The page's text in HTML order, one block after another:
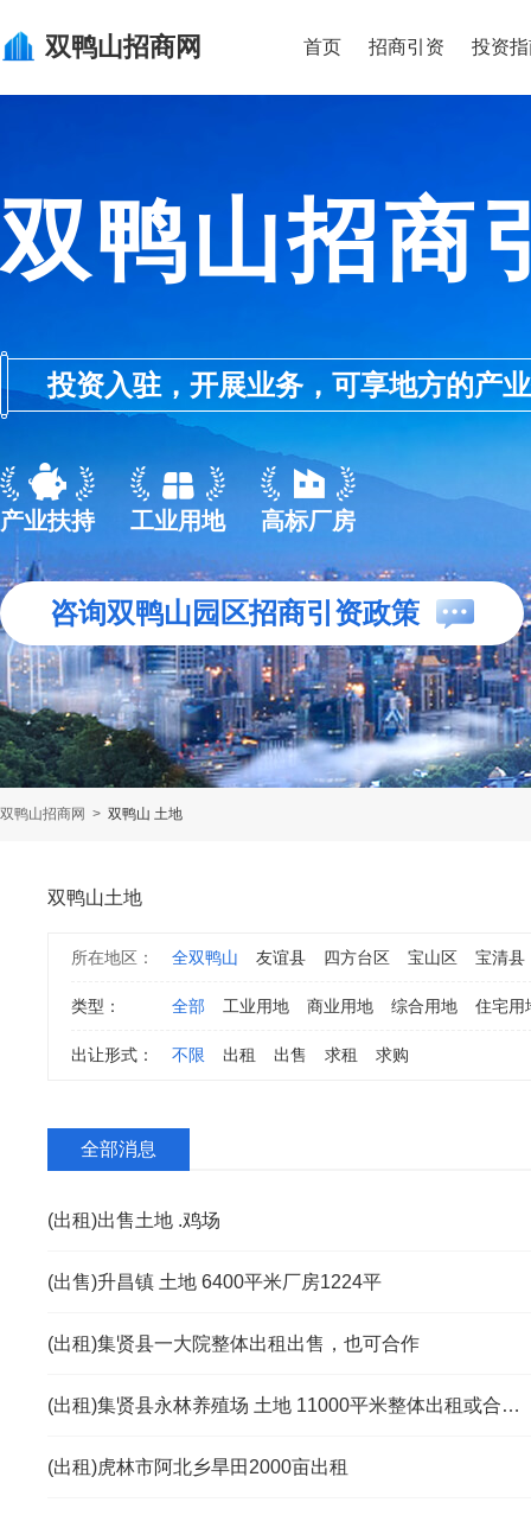
双鸭山招商网 首页 招商引资 投资
双鸭山招商
投资入驻，开展业务，可享地方的产
产业扶持 工业用地 高标厂房
咨询双鸭山园区招商引资政策
双鸭山招商网 > 双鸭山 土地
双鸭山土地
所在地区： 全双鸭山 友谊县 四方台区 宝山区 宝清县
类型： 全部 工业用地 商业用地 综合用地 住宅用
出让形式： 不限 出租 出售 求租 求购
全部消息
(出租)出售土地 .鸡场
(出售)升昌镇 土地 6400平米厂房1224平
(出租)集贤县一大院整体出租出售，也可合作
(出租)集贤县永林养殖场 土地 11000平米整体出租或合伙经营
(出租)虎林市阿北乡旱田2000亩出租